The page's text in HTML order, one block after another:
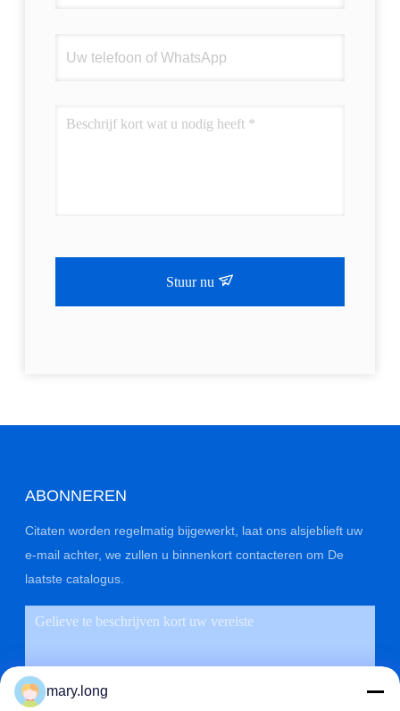
Stuur nu
ABONNEREN
Citaten worden regelmatig bijgewerkt, laat ons alsjeblieft uw
e-mail achter, we zullen u binnenkort contacteren om De
laatste catalogus.
mary.long